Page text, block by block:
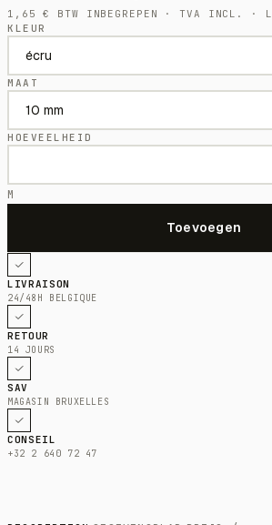
1,65€
BTW INBEGREPEN · TVA INCL. ·
KLEUR
MAAT
HOEVEELHEID
M
LIVRAISON
24/48H BELGIQUE
RETOUR
14 JOURS
SAV
MAGASIN BRUXELLES
CONSEIL
+32 2 640 72 47